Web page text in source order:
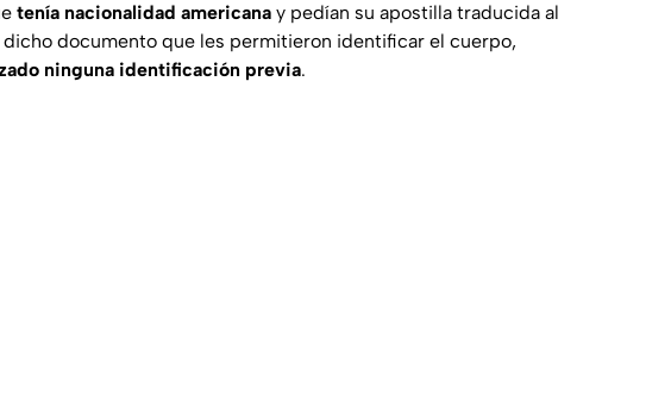
tenía nacionalidad americana y pedían su apostilla traducida al
documento que les permitieron identificar el cuerpo,
ninguna identificación previa.